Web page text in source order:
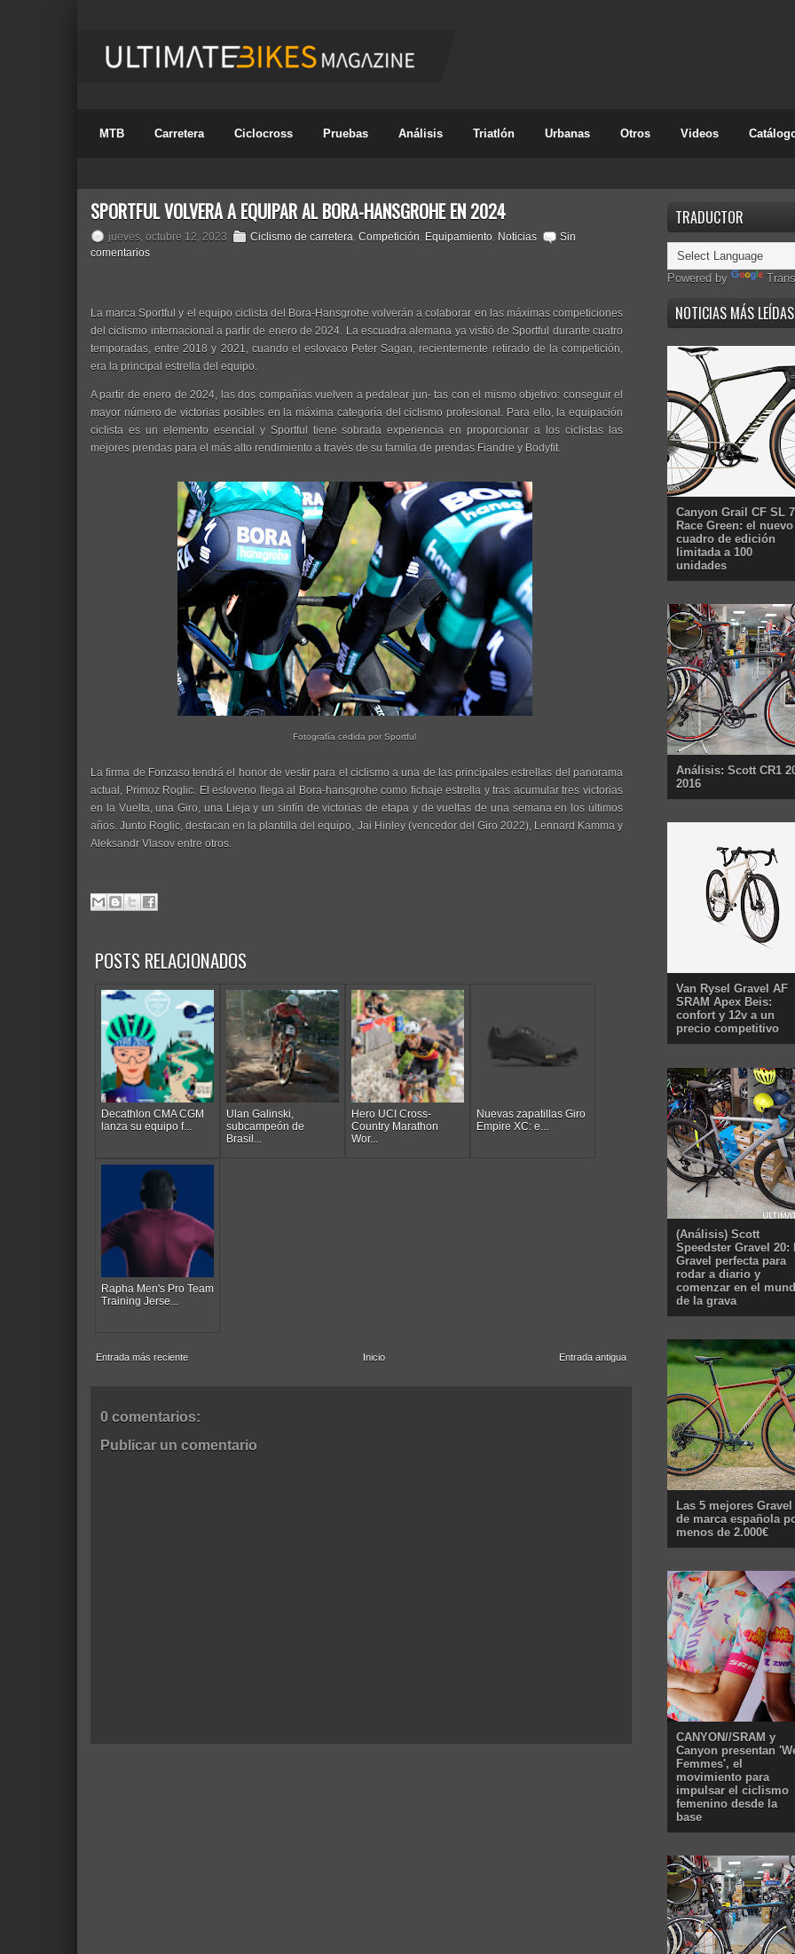
MTB Carretera Ciclocross Pruebas Análisis Triatlón Urbanas Otros Videos
SPORTFUL VOLVERÁ A EQUIPAR AL BORA-HANSGROHE EN 2024
jueves, octubre 12, 2023 Ciclismo de carretera, Competición, Equipamiento, Noticias
Sin
comentarios
La marca Sportful y el equipo ciclista del Bora-Hansgrohe volverán a colaborar en las máximas competiciones
del ciclismo internacional a partir de enero de 2024. La escuadra alemana ya vistió de Sportful durante cuatro
temporadas, entre 2018 y 2021, cuando el eslovaco Peter Sagan, recientemente retirado de la competición,
era la principal estrella del equipo.
A partir de enero de 2024, las dos compañías vuelven a pedalear jun- tas con el mismo objetivo: conseguir el
mayor número de victorias posibles en la máxima categoría del ciclismo profesional. Para ello, la equipación
ciclista es un elemento esencial y Sportful tiene sobrada experiencia en proporcionar a los ciclistas las
mejores prendas para el más alto rendimiento a través de su familia de prendas Fiandre y Bodyfit.
Fotografía cedida por Sportful
La firma de Fonzaso tendrá el honor de vestir para el ciclismo a una de las principales estrellas del panorama
actual, Primoz Roglic. El esloveno llega al Bora-hansgrohe como fichaje estrella y tras acumular tres victorias
en la Vuelta, una Giro, una Lieja y un sinfín de victorias de etapa y de vueltas de una semana en los últimos
años. Junto Roglic, destacan en la plantilla del equipo, Jai Hinley (vencedor del Giro 2022), Lennard Kamma y
Aleksandr Vlasov entre otros.
POSTS RELACIONADOS
Decathlon CMA CGM
lanza su equipo f...
Ulan Galinski,
subcampeón de
Brasil...
Hero UCI Cross-
Country Marathon
Wor...
Nuevas zapatillas Giro
Empire XC: e...
Rapha Men's Pro Team
Training Jerse...
Entrada más reciente Entrada antigua
Inicio
0 comentarios:
Publicar un comentario
TRADUCTOR
Powered by
NOTICIAS MÁS LEÍDAS
Canyon Grail CF SL 7
Race Green: el nuevo
cuadro de edición
limitada a 100
unidades
Análisis: Scott CR1
2016
Van Rysel Gravel AF
SRAM Apex Beis:
confort y 12v a un
precio competitivo
(Análisis) Scott
Speedster Gravel 20:
Gravel perfecta para
rodar a diario y
comenzar en el
de la grava
Las 5 mejores Gravel
de marca española
menos de 2.000€
CANYON//SRAM y
Canyon presentan
Femmes', el
movimiento para
impulsar el ciclismo
femenino desde la
base